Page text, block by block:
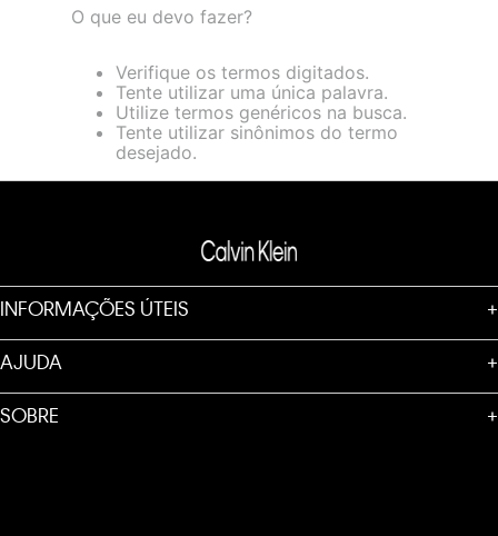
fornecer a você toda a funcionalidade do site, incluindo,
entre outros, a capacidade de comprar um item em nossa
Cookies acesse o link.
O que eu devo fazer?
Verifique os termos digitados.
Tente utilizar uma única palavra.
Utilize termos genéricos na busca.
Tente utilizar sinônimos do termo
desejado.
INFORMAÇÕES ÚTEIS +
AJUDA +
SOBRE +